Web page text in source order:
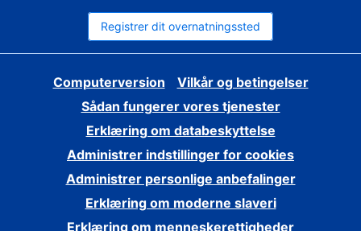
Registrer dit overnatningssted
Computerversion
Vilkår og betingelser
Sådan fungerer vores tjenester
Erklæring om databeskyttelse
Administrer indstillinger for cookies
Administrer personlige anbefalinger
Erklæring om moderne slaveri
Erklæring om menneskerettigheder